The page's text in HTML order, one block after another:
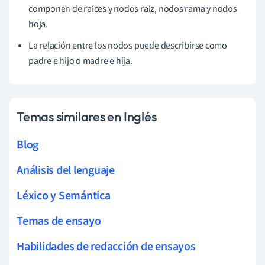
componen de raíces y nodos raíz, nodos rama y nodos
hoja.
La relación entre los nodos puede describirse como
padre e hijo o madre e hija.
Temas similares en Inglés
Blog
Análisis del lenguaje
Léxico y Semántica
Temas de ensayo
Habilidades de redacción de ensayos